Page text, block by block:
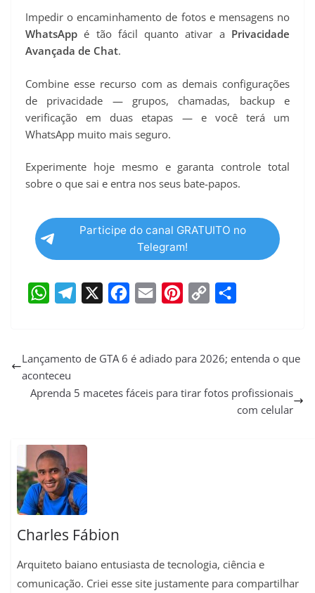
Impedir o encaminhamento de fotos e mensagens no
WhatsApp é tão fácil quanto ativar a Privacidade
Avançada de Chat.
Combine esse recurso com as demais configurações
de privacidade — grupos, chamadas, backup e
verificação em duas etapas — e você terá um
WhatsApp muito mais seguro.
Experimente hoje mesmo e garanta controle total
sobre o que sai e entra nos seus bate-papos.
Participe do canal GRATUITO no
Telegram!
a
t
s
l
e
g
m
c
b
a
l
n
e
p
L
a
e
Lançamento de GTA 6 é adiado para 2026; entenda o que
aconteceu
Aprenda 5 macetes fáceis para tirar fotos profissionais
com celular
Charles Fábion
Arquiteto baiano entusiasta de tecnologia, ciência e
comunicação. Criei esse site justamente para compartilhar